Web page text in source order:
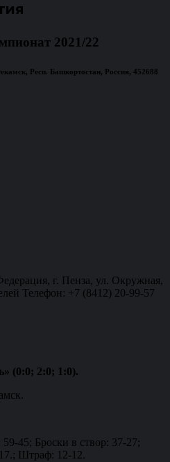
2021/22
Респ. Башкортостан, Россия, 452688
г. Пенза, ул. Окружная,
Телефон: +7 (8412) 20-99-57
(0:0; 2:0; 1:0).
59-45; Броски в створ: 37-27;
Штраф: 12-12.